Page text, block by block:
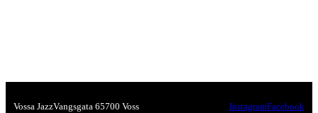
Vossa JazzVangsgata 65700 Voss InstagramFacebook